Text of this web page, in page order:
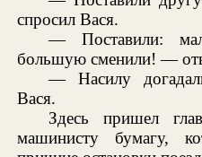
спросил Вася.
— Поставили:
большую сменили! —
— Насилу
Вася.
Здесь пришел
машинисту бумагу,